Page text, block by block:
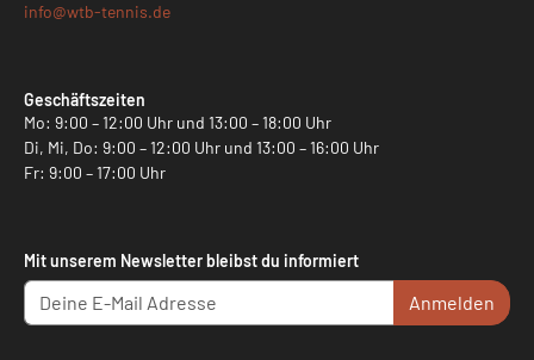
info@wtb-tennis.de
Geschäftszeiten
Mo: 9:00 – 12:00 Uhr und 13:00 – 18:00 Uhr
Di, Mi, Do: 9:00 – 12:00 Uhr und 13:00 – 16:00 Uhr
Fr: 9:00 – 17:00 Uhr
Mit unserem Newsletter bleibst du informiert
Anmelden